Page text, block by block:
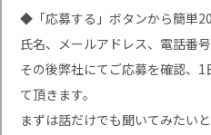
◆「応募する」ボタンから簡単
氏名、メールアドレス、電話番
その後弊社にてご応募を確認、
て頂きます。
まずは話だけでも聞いてみたい